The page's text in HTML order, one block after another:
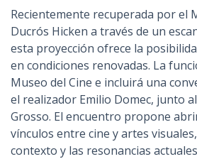
Recientemente recuperada por el
Ducrós Hicken a través de un
esta proyección ofrece la
en condiciones renovadas. La
Museo del Cine e incluirá una
el realizador Emilio Domec, junto
Grosso. El encuentro propone
vínculos entre cine y artes
contexto y las resonancias